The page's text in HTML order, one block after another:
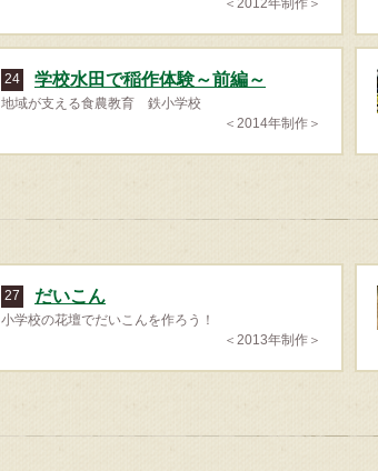
24 学校水田で稲作体験～前編～
地域が支える食農教育 鉄小学校
＜2014年制作＞
27 だいこん
小学校の花壇でだいこんを作ろう！
＜2013年制作＞